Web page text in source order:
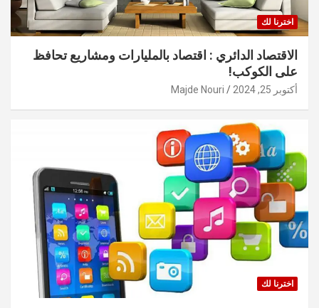
اخترنا لك
الاقتصاد الدائري : اقتصاد بالمليارات ومشاريع تحافظ
على الكوكب!
أكتوبر 25, 2024 Majde Nouri
اخترنا لك